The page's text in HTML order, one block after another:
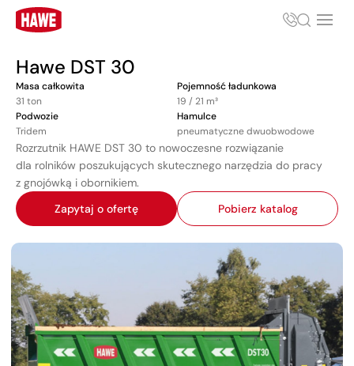
Hawe DST 30
Masa całkowita
31 ton
Pojemność ładunkowa
19 / 21 m³
Podwozie
Tridem
Hamulce
pneumatyczne dwuobwodowe
Rozrzutnik HAWE DST 30 to nowoczesne rozwiązanie
dla rolników poszukujących skutecznego narzędzia do pracy
z gnojówką i obornikiem.
Zapytaj o ofertę
Pobierz katalog